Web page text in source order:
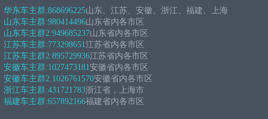
华东车主群:868696225山东、江苏、安徽、浙江、福建、上海
山东车主群:980414496山东省内各市区
山东车主群2:949685237山东省内各市区
江苏车主群:773298651江苏省内各市区
江苏车主群2:895729936江苏省内各市区
安徽车主群:1027473181安徽省内各市区
安徽车主群2:1026761570安徽省内各市区
浙江车主群:431721783浙江省，上海市
福建车主群:657892166福建省内各市区